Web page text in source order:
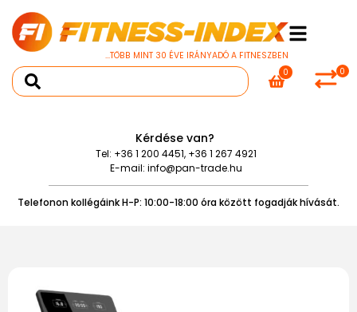
...TÖBB MINT 30 ÉVE IRÁNYADÓ A FITNESZBEN
0
0
Kérdése van?
Tel: +36 1 200 4451, +36 1 267 4921
E-mail: info@pan-trade.hu
Telefonon kollégáink H-P: 10:00-18:00 óra között fogadják hívását.